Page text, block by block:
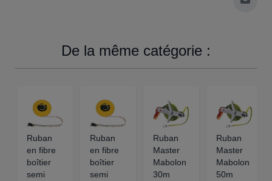
De la même catégorie :
Ruban
en fibre
boîtier
semi
Ruban
en fibre
boîtier
semi
Ruban
Master
Mabolon
30m
Ruban
Master
Mabolon
50m